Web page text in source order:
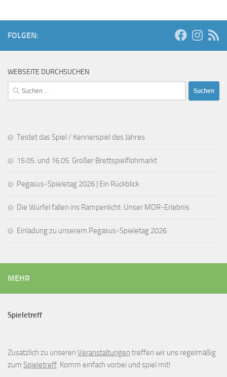
FOLGEN:
WEBSEITE DURCHSUCHEN
Suchen
nach:
Testet das Spiel / Kennerspiel des Jahres
15.05. und 16.05. Großer Brettspielflohmarkt
Pegasus-Spieletag 2026 | Ein Rückblick
Die Würfel fallen ins Rampenlicht: Unser MDR-Erlebnis
Einladung zu unserem Pegasus-Spieletag 2026
MEHR
Spieletreff
Zusätzlich zu unseren Veranstaltungen treffen wir uns regelmäßig
zum Spieletreff. Komm einfach vorbei und spiel mit!